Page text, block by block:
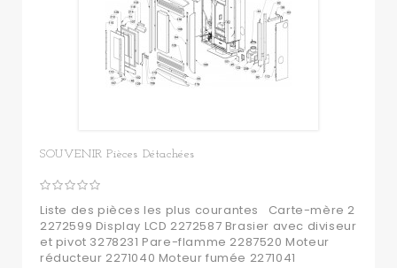
SOUVENIR Pièces Détachées
Liste des pièces les plus courantes Carte-mère 2
2272599 Display LCD 2272587 Brasier avec diviseur
et pivot 3278231 Pare-flamme 2287520 Moteur
réducteur 2271040 Moteur fumée 2271041